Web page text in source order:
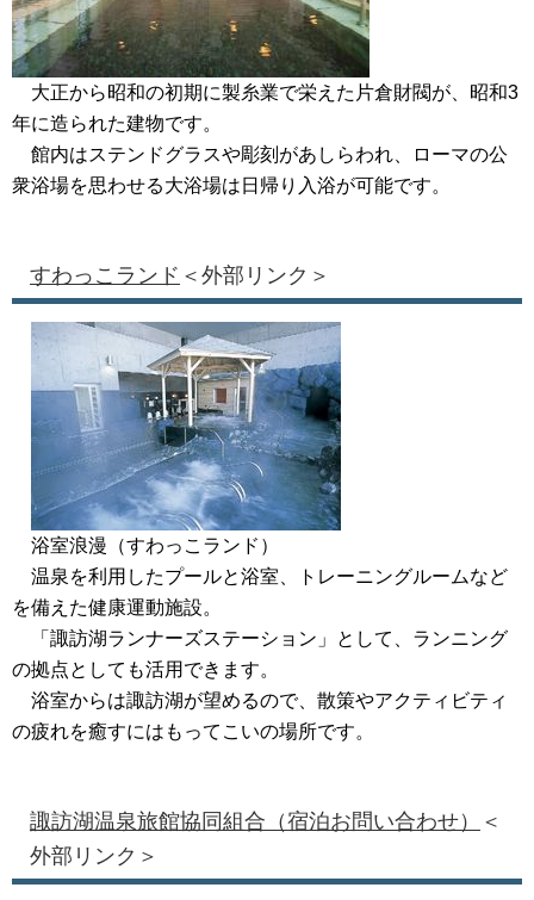
大正から昭和の初期に製糸業で栄えた片倉財閥が、昭和3
年に造られた建物です。
館内はステンドグラスや彫刻があしらわれ、ローマの公
衆浴場を思わせる大浴場は日帰り入浴が可能です。
すわっこランド ＜外部リンク＞
浴室浪漫（すわっこランド）
温泉を利用したプールと浴室、トレーニングルームなど
を備えた健康運動施設。
「諏訪湖ランナーズステーション」として、ランニング
の拠点としても活用できます。
浴室からは諏訪湖が望めるので、散策やアクティビティ
の疲れを癒すにはもってこいの場所です。
諏訪湖温泉旅館協同組合（宿泊お問い合わせ）
＜
外部リンク＞